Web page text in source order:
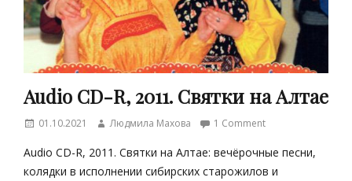
Audio CD-R, 2011. Святки на Алтае
Posted01.10.2021 AuthorЛюдмила Махова 1 Comment
Audio СD-R, 2011. Cвятки на Алтае: вечёрочные песни,
колядки в исполнении сибирских старожилов и